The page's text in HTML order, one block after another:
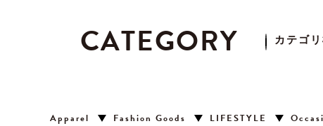
CATEGORY カテゴ
Apparel Fashion Goods LIFESTYLE